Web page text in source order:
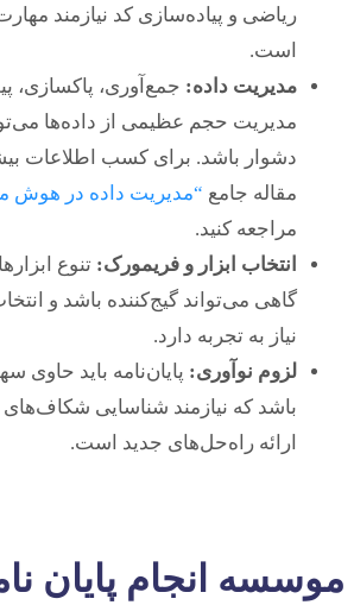
ریاضی و پیاده‌سازی کد نیازمند
است.
مدیریت داده: جمع‌آوری، پاکسازی،
مدیریت حجم عظیمی از داده‌ها
دشوار باشد. برای کسب اطلاعات
مقاله جامع “مدیریت داده در هوش
مراجعه کنید.
انتخاب ابزار و فریمورک: تنوع
گاهی می‌تواند گیج‌کننده باشد و
نیاز به تجربه دارد.
لزوم نوآوری: پایان‌نامه باید حاوی
باشد که نیازمند شناسایی شکاف‌های
ارائه راه‌حل‌های جدید است.
موسسه انجام پایان